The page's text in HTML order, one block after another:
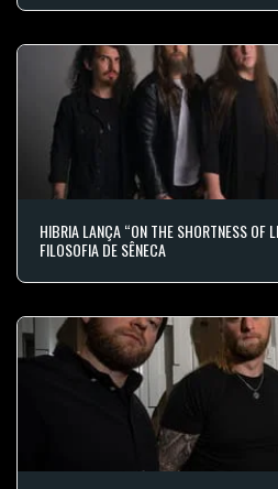
HIBRIA LANÇA “ON THE SHORTNESS OF
FILOSOFIA DE SÊNECA